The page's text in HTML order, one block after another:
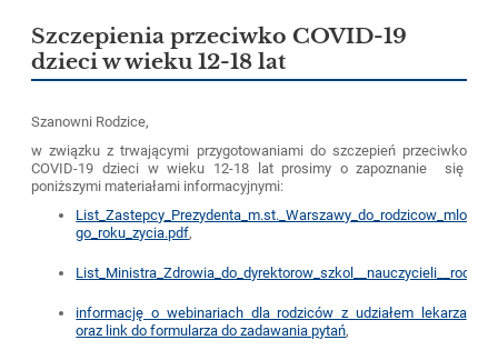
Szczepienia przeciwko COVID-19
dzieci w wieku 12-18 lat
Szanowni Rodzice,
w związku z trwającymi przygotowaniami do szczepień przeciwko
COVID-19 dzieci w wieku 12-18 lat prosimy o zapoznanie się
poniższymi materiałami informacyjnymi:
go_roku_zycia.pdf,
informację o webinariach dla rodziców z udziałem lekarza
oraz link do formularza do zadawania pytań,